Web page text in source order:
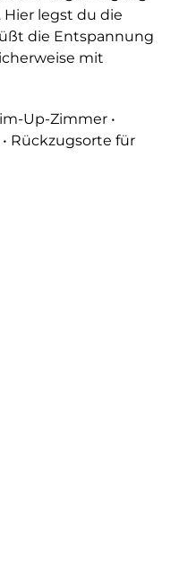
legst du die
die Entspannung
mit
Up-Zimmer •
Rückzugsorte für